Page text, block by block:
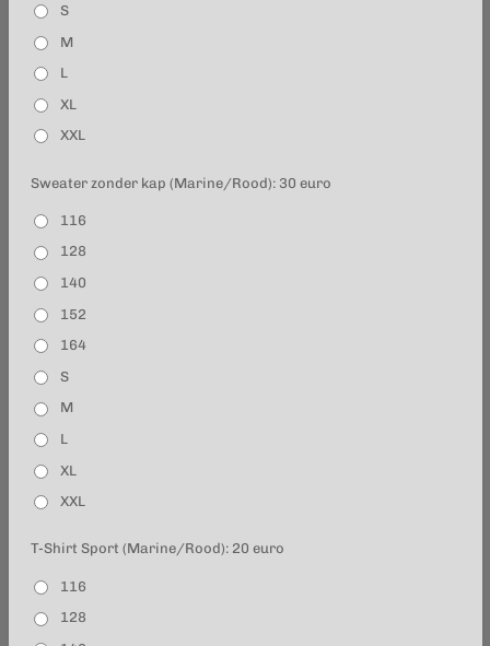
S
M
L
XL
XXL
Sweater zonder kap (Marine/Rood): 30 euro
116
128
140
152
164
S
M
L
XL
XXL
T-Shirt Sport (Marine/Rood): 20 euro
116
128